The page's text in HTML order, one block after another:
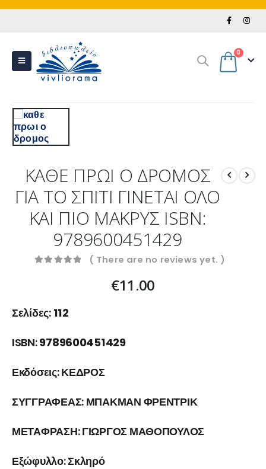
0
ΚΑΘΕ ΠΡΩΙ Ο ΔΡΟΜΟΣ
ΓΙΑ ΤΟ ΣΠΙΤΙ ΓΙΝΕΤΑΙ ΟΛΟ
ΚΑΙ ΠΙΟ ΜΑΚΡΥΣ ISBN:
9789600451429
( There are no reviews yet. )
€11.00
Σελίδες: 112
ISBN:9789600451429
Εκδόσεις:ΚΕΔΡΟΣ
ΣΥΓΓΡΑΦΕΑΣ:ΜΠΑΚΜΑΝ ΦΡΕΝΤΡΙΚ
ΜΕΤΑΦΡΑΣΗ:ΓΙΩΡΓΟΣ ΜΑΘΟΠΟΥΛΟΣ
Εξώφυλλο:Σκληρό